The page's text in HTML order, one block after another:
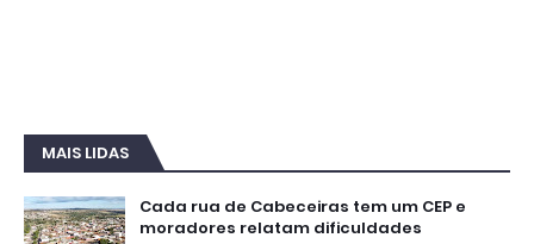
MAIS LIDAS
Cada rua de Cabeceiras tem um CEP e
moradores relatam dificuldades